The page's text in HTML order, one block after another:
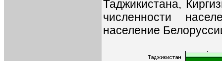
Таджикистана,
численности
население